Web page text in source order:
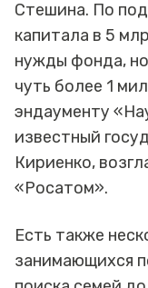
Стешина. По
капитала в 5
нужды фонда,
чуть более 1
эндаументу
известный
Кириенко,
«Росатом».
Есть также
занимающихся